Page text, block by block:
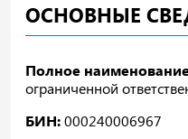
ОСНОВНЫЕ
Полное
ограниченной
БИН:000240006967